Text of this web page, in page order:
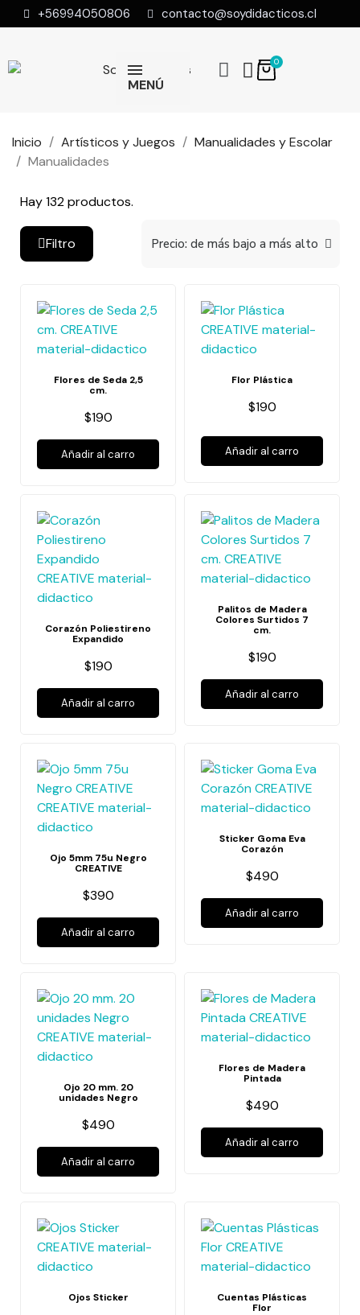
+56994050806 contacto@soydidacticos.cl
MENÚ
Inicio Artísticos y Juegos
Manualidades y Escolar
Manualidades
Hay 132 productos.
Filtro
Flores de Seda 2,5
cm.
$190
Añadir al carro
Flor Plástica
$190
Añadir al carro
Corazón Poliestireno
Expandido
$190
Añadir al carro
Palitos de Madera
Colores Surtidos 7
cm.
$190
Añadir al carro
Ojo 5mm 75u Negro
CREATIVE
$390
Añadir al carro
Sticker Goma Eva
Corazón
$490
Añadir al carro
Ojo 20 mm. 20
unidades Negro
$490
Añadir al carro
Flores de Madera
Pintada
$490
Añadir al carro
Ojos Sticker
Cuentas Plásticas
Flor